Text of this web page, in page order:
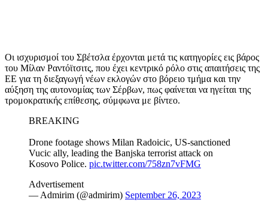
Οι ισχυρισμοί του Σβέτσλα έρχονται μετά τις κατηγορίες εις βάρος
του Μίλαν Ραντόϊτσιτς, που έχει κεντρικό ρόλο στις απαιτήσεις της
ΕΕ για τη διεξαγωγή νέων εκλογών στο βόρειο τμήμα και την
αύξηση της αυτονομίας των Σέρβων, πως φαίνεται να ηγείται της
τρομοκρατικής επίθεσης, σύμφωνα με βίντεο.
BREAKING
Drone footage shows Milan Radoicic, US-sanctioned
Vucic ally, leading the Banjska terrorist attack on
Kosovo Police. pic.twitter.com/758zn7vFMG
Advertisement
— Admirim (@admirim) September 26, 2023